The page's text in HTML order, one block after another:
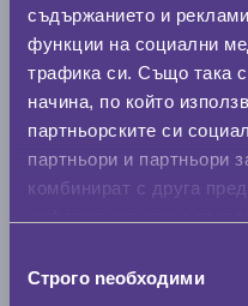
съдържанието и
функции на социални
трафика си. Също така
начина, по който
партньорските си
партньори и партньори
комбинират с друга
наСтрого nеобходими